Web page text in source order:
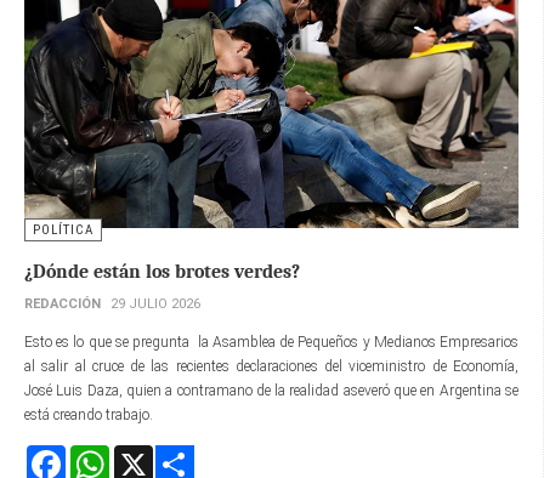
POLÍTICA
¿Dónde están los brotes verdes?
REDACCIÓN 29 JULIO 2026
Esto es lo que se pregunta la Asamblea de Pequeños y Medianos Empresarios
al salir al cruce de las recientes declaraciones del viceministro de Economía,
José Luis Daza, quien a contramano de la realidad aseveró que en Argentina se
está creando trabajo.
FacebookWhatsApp